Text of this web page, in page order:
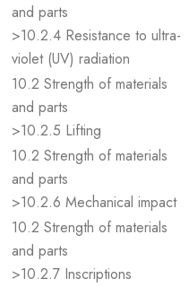
and parts
>10.2.4 Resistance to ultra-
violet (UV) radiation
10.2 Strength of materials
and parts
>10.2.5 Lifting
10.2 Strength of materials
and parts
>10.2.6 Mechanical impact
10.2 Strength of materials
and parts
>10.2.7 Inscriptions